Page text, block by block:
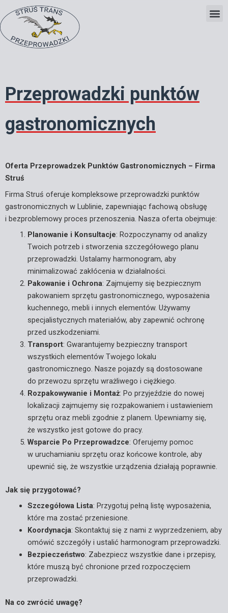
to
content
Przeprowadzki punktów
gastronomicznych
Oferta Przeprowadzek Punktów Gastronomicznych – Firma
Struś
Firma Struś oferuje kompleksowe przeprowadzki punktów
gastronomicznych w Lublinie, zapewniając fachową obsługę
i bezproblemowy proces przenoszenia. Nasza oferta obejmuje:
Planowanie i Konsultacje: Rozpoczynamy od analizy
Twoich potrzeb i stworzenia szczegółowego planu
przeprowadzki. Ustalamy harmonogram, aby
minimalizować zakłócenia w działalności.
Pakowanie i Ochrona: Zajmujemy się bezpiecznym
pakowaniem sprzętu gastronomicznego, wyposażenia
kuchennego, mebli i innych elementów. Używamy
specjalistycznych materiałów, aby zapewnić ochronę
przed uszkodzeniami.
Transport: Gwarantujemy bezpieczny transport
wszystkich elementów Twojego lokalu
gastronomicznego. Nasze pojazdy są dostosowane
do przewozu sprzętu wrażliwego i ciężkiego.
Rozpakowywanie i Montaż: Po przyjeździe do nowej
lokalizacji zajmujemy się rozpakowaniem i ustawieniem
sprzętu oraz mebli zgodnie z planem. Upewniamy się,
że wszystko jest gotowe do pracy.
Wsparcie Po Przeprowadzce: Oferujemy pomoc
w uruchamianiu sprzętu oraz końcowe kontrole, aby
upewnić się, że wszystkie urządzenia działają poprawnie.
Jak się przygotować?
Szczegółowa Lista: Przygotuj pełną listę wyposażenia,
które ma zostać przeniesione.
Koordynacja: Skontaktuj się z nami z wyprzedzeniem, aby
omówić szczegóły i ustalić harmonogram przeprowadzki.
Bezpieczeństwo: Zabezpiecz wszystkie dane i przepisy,
które muszą być chronione przed rozpoczęciem
przeprowadzki.
Na co zwrócić uwagę?